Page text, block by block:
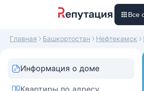
Все
Главная Башкортостан Нефтекамск
Информация о доме
Квартиры по адресу